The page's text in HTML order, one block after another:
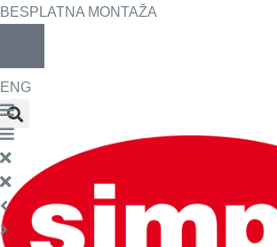
BESPLATNA MONTAŽA
ENG